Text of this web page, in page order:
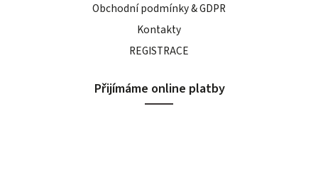
Obchodní podmínky & GDPR
Kontakty
REGISTRACE
Přijímáme online platby